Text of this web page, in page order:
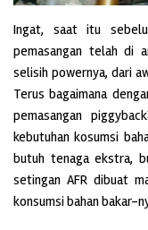
Ingat, saat itu
pemasangan telah di
selisih powernya, dari
Terus bagaimana
pemasangan
kebutuhan kosumsi
butuh tenaga ekstra,
setingan AFR dibuat
konsumsi bahan bakar-